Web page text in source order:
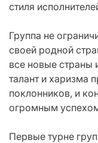
стиля
Группа не
своей родной
все новые страны
талант и харизма
поклонников, и
огромным
Первые турне